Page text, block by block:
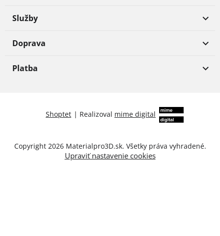
Služby
Doprava
Platba
Shoptet | Realizoval mime digital
Copyright 2026 Materialpro3D.sk. Všetky práva vyhradené.
Upraviť nastavenie cookies